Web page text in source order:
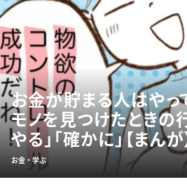
お金が貯まる人はやっ
モノを見つけたときの
やる」「確かに」【まんが
お金・学ぶ